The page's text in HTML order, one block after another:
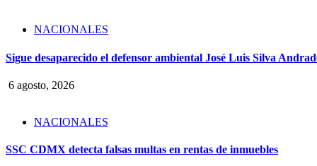
NACIONALES
Sigue desaparecido el defensor ambiental José Luis Silva
6 agosto, 2026
NACIONALES
SSC CDMX detecta falsas multas en rentas de inmuebles